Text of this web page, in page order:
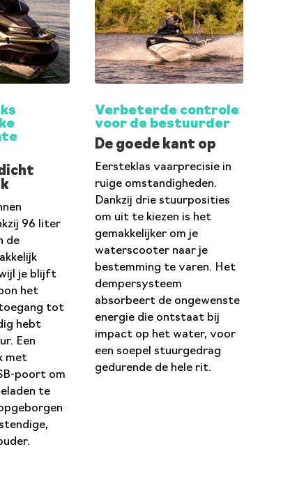
96 liter
de
je blijft
het
tot
hebt
Een
met
poort om
te
Verbeterde controle
voor de bestuurder
De goede kant op
Eersteklas vaarprecisie in
ruige omstandigheden.
Dankzij drie stuurposities
om uit te kiezen is het
gemakkelijker om je
waterscooter naar je
bestemming te varen. Het
dempersysteem
absorbeert de ongewenste
energie die ontstaat bij
impact op het water, voor
een soepel stuurgedrag
gedurende de hele rit.